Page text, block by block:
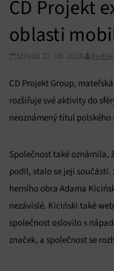
CD Projekt
oblasti
Středa 22. 08. 2018
CD Projekt Group,
rozšiřuje své aktivity do
neoznámený titul polského
Společnost také oznámila,
podíl, stalo se její
herního obra Adama
nezávislé. Kiciński také
společnost oslovilo s
značek, a společnost se